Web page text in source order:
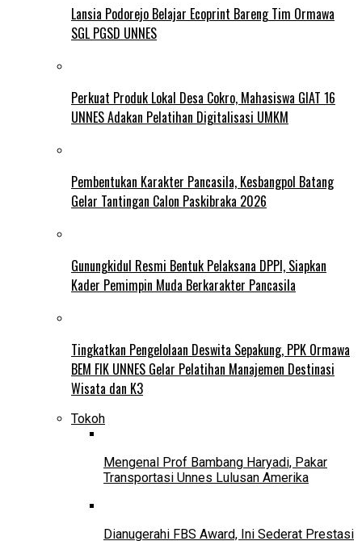
Lansia Podorejo Belajar Ecoprint Bareng Tim Ormawa
SGL PGSD UNNES
Perkuat Produk Lokal Desa Cokro, Mahasiswa GIAT 16
UNNES Adakan Pelatihan Digitalisasi UMKM
Pembentukan Karakter Pancasila, Kesbangpol Batang
Gelar Tantingan Calon Paskibraka 2026
Gunungkidul Resmi Bentuk Pelaksana DPPI, Siapkan
Kader Pemimpin Muda Berkarakter Pancasila
Tingkatkan Pengelolaan Deswita Sepakung, PPK Ormawa
BEM FIK UNNES Gelar Pelatihan Manajemen Destinasi
Wisata dan K3
Tokoh
Mengenal Prof Bambang Haryadi, Pakar
Transportasi Unnes Lulusan Amerika
Dianugerahi FBS Award, Ini Sederat Prestasi